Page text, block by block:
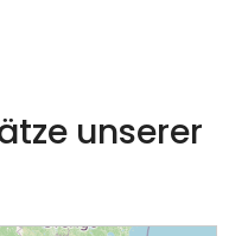
unserer